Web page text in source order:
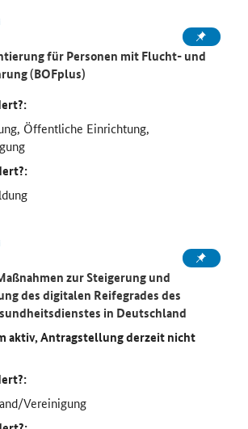
für Personen mit Flucht- und
(BOFplus)
Öffentliche Einrichtung,
zur Steigerung und
des digitalen Reifegrades des
in Deutschland
aktiv, Antragstellung derzeit nicht
Vereinigung